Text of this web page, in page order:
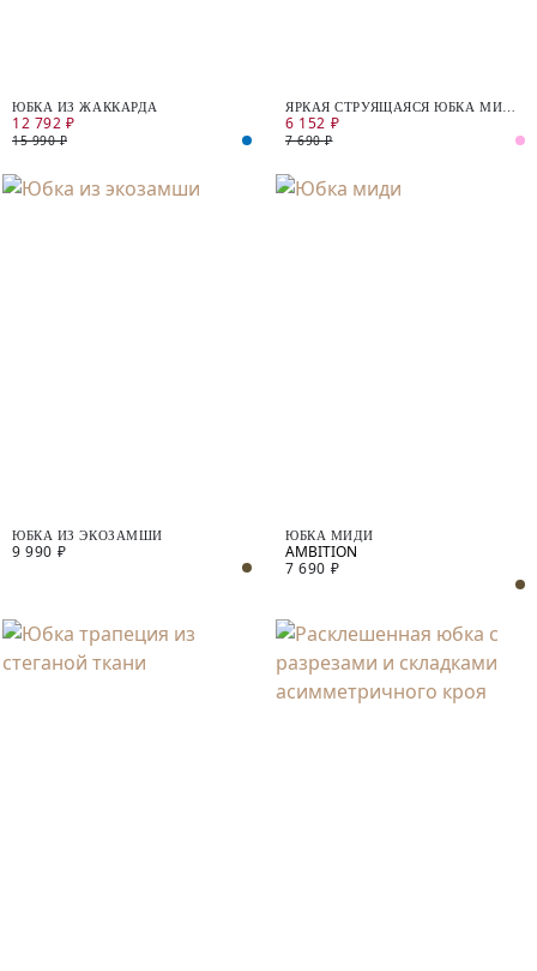
ЮБКА ИЗ ЖАККАРДА
12 792 ₽
15 990 ₽
ЯРКАЯ СТРУЯЩАЯСЯ ЮБКА МИДИ
НА ЭЛАСТИЧНОМ ПОЯСЕ
6 152 ₽
7 690 ₽
ЮБКА ИЗ ЭКОЗАМШИ
9 990 ₽
ЮБКА МИДИ
7 690 ₽